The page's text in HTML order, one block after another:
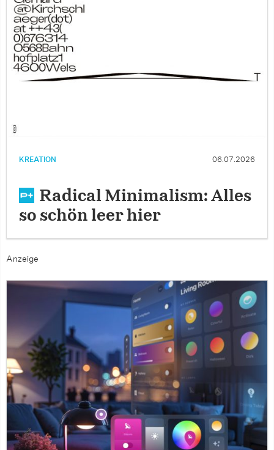
KREATION 06.07.2026
Radical Minimalism: Alles
so schön leer hier
Anzeige